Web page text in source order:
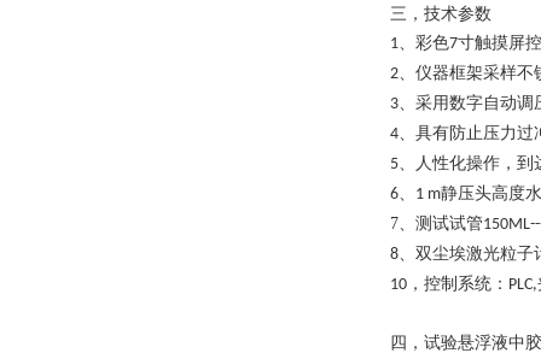
三，技术参数
1、彩色7寸触摸屏
2、仪器框架采样不
3、采用数字自动调
4、具有防止压力过
5、人性化操作，到
6、 1 m静压头高度
7、 测试试管
8、双尘埃激光粒子
10 ，控制系统： PLC,
四， 试验悬浮液中